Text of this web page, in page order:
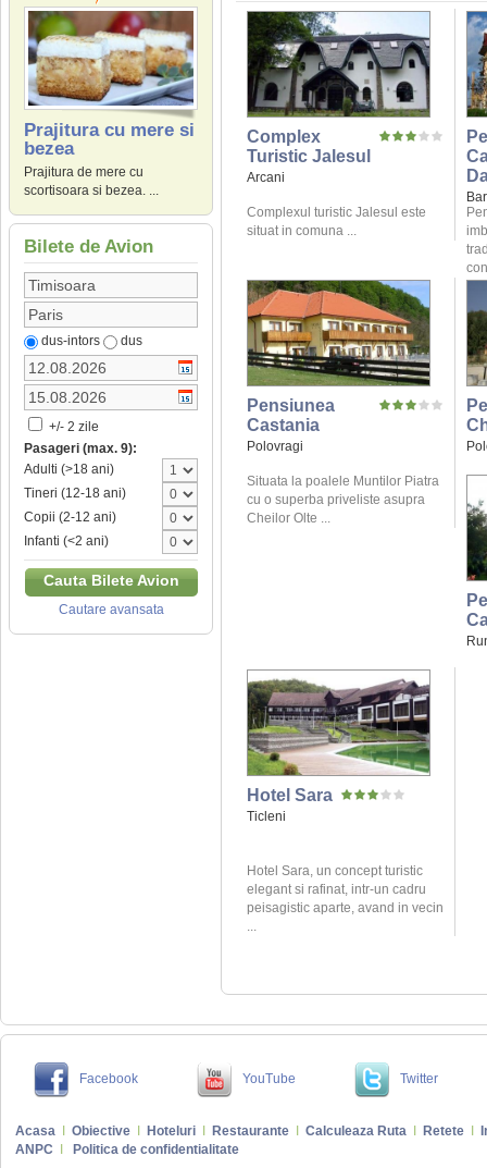
Prajitura cu mere si
bezea
Prajitura de mere cu
scortisoara si bezea. ...
Bilete de Avion
dus-intors dus
+/- 2 zile
Pasageri (max. 9):
Adulti (>18 ani)
Tineri (12-18 ani)
Copii (2-12 ani)
Infanti (<2 ani)
Cauta Bilete Avion
Cautare avansata
Complex
Turistic Jalesul
Arcani
Complexul turistic Jalesul este
situat in comuna ...
Pensiunea
Castania
Polovragi
Situata la poalele Muntilor Piatra
cu o superba priveliste asupra
Cheilor Olte ...
Hotel Sara
Ticleni
Hotel Sara, un concept turistic
elegant si rafinat, intr-un cadru
peisagistic aparte, avand in vecin
...
Facebook YouTube Twitter
Acasa Obiective Hoteluri Restaurante Calculeaza Ruta Retete
ANPC
Politica de confidentialitate